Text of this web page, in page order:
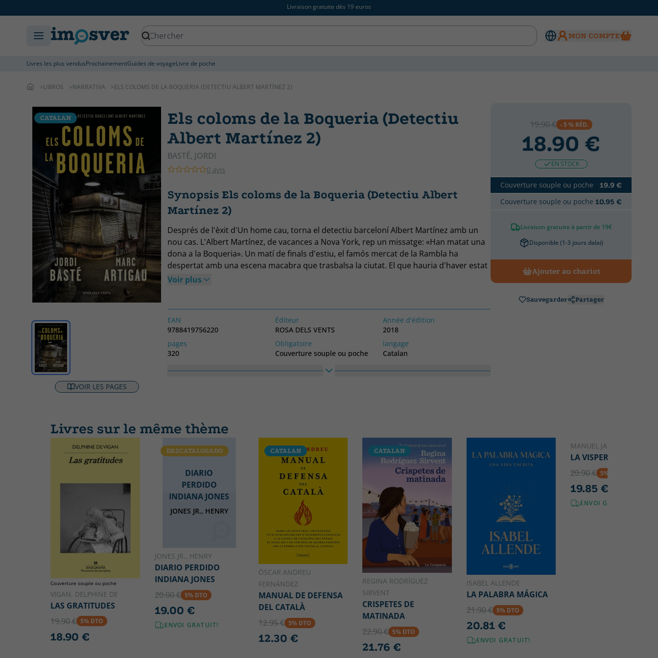
Livraison gratuite dès 19 euros
MON COMPTE
Livres les plus vendusProchainementGuides de voyageLivre de poche
LIBROS NARRATIVA ELS COLOMS DE LA BOQUERIA (DETECTIU ALBERT MARTÍNEZ 2)
CATALAN
VOIR LES PAGES
Els coloms de la Boqueria (Detectiu
Albert Martínez 2)
BASTÉ, JORDI
0 avis
Synopsis Els coloms de la Boqueria (Detectiu Albert
Martínez 2)
Després de l'èxit d'Un home cau, torna el detectiu barceloní Albert Martínez amb un
nou cas. L'Albert Martínez, de vacances a Nova York, rep un missatge: «Han matat una
dona a la Boqueria». Un matí de finals d'estiu, el famós mercat de la Rambla ha
despertat amb una escena macabra que trasbalsa la ciutat. El que hauria d'haver estat
un dia tranquil en un dels racons més acolorits i bulliciosos del centre de Barcelona, ha
Martínez, el singular detectiu creat per Marc Artigau i Jordi Basté, bon vivant i seductor,
hereu del Carvalho de Vázquez Montalbán, es troba immers en un cas en què l'amistat
i la traïció, el talent i l'enveja es combinen fins desembocar a un final frenètic.
Voir plus
EAN
9788419756220
Éditeur
ROSA DELS VENTS
Année d'édition
2018
pages
320
Obligatoire
Couverture souple ou poche
langage
Catalan
19.90 € - 5 % RÉD.
18.90 €
EN STOCK
Couverture souple ou poche 19.9 €
Couverture souple ou poche 10.95 €
Livraison gratuite à partir de 19€
Disponible (1-3 jours dalai)
Ajouter au chariot
Sauvegarder Partager
Livres sur le même thème
Couverture souple ou poche
VIGAN, DELPHINE DE
LAS GRATITUDES
19.90 € 5% DTO
18.90 €
DIARIO
PERDIDO
INDIANA JONES
JONES JR., HENRY
DESCATALOGADO
JONES JR., HENRY
DIARIO PERDIDO
INDIANA JONES
20.00 € 5% DTO
19.00 €
ENVOI GRATUIT!
CATALAN
ÒSCAR ANDREU
FERNÁNDEZ
MANUAL DE DEFENSA
DEL CATALÀ
12.95 € 5% DTO
12.30 €
CATALAN
REGINA RODRÍGUEZ
SIRVENT
CRISPETES DE
MATINADA
22.90 € 5% DTO
21.76 €
ISABEL ALLENDE
LA PALABRA MÁGICA
21.90 € 5% DTO
20.81 €
ENVOI GRATUIT!
MANUEL JABOIS
LA VISPERA
20.90 € 5% DTO
19.85 €
ENVOI GRATUIT!